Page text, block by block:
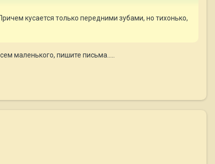
кусается только передними зубами, но тихонько,
маленького, пишите письма.....